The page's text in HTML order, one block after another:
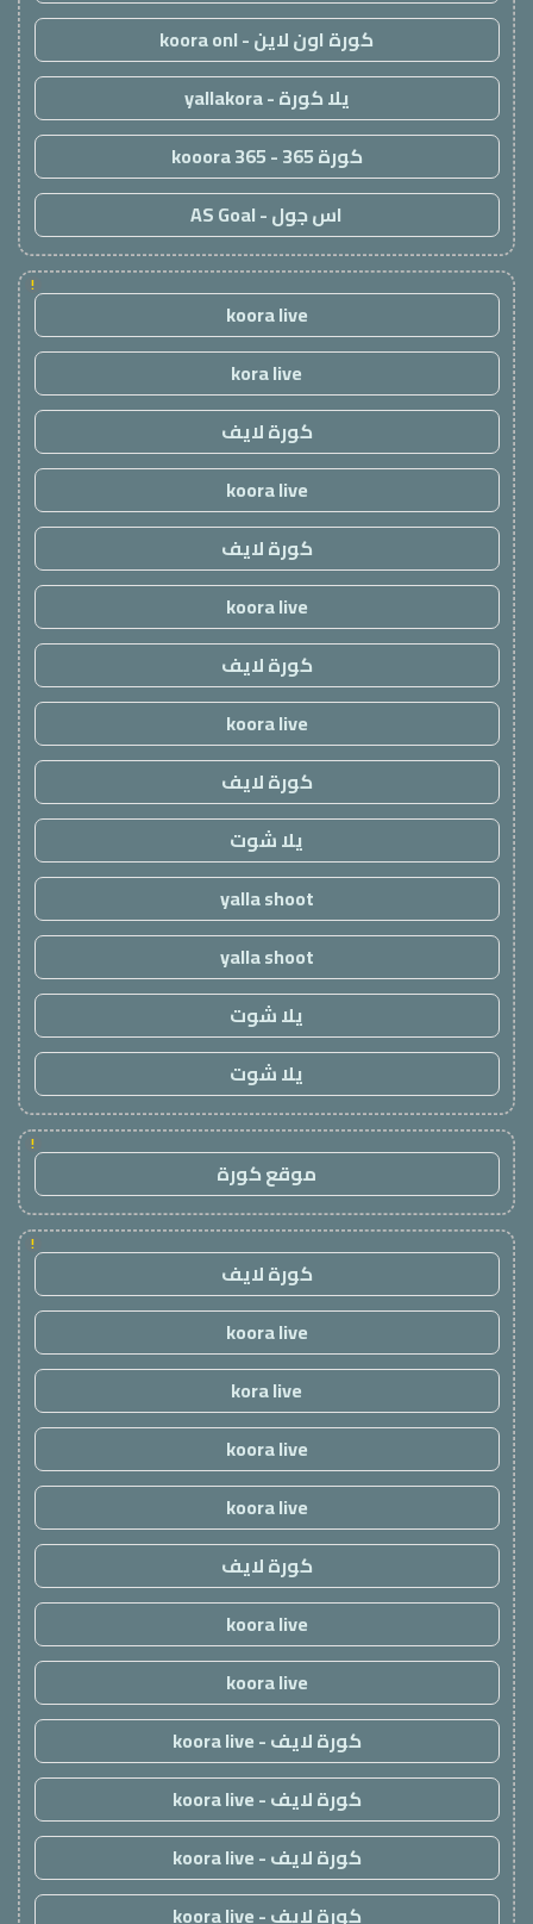
كورة اون لاين - koora onl
يلا كورة - yallakora
كورة 365 - kooora 365
اس جول - AS Goal
!
koora live
kora live
كورة لايف
koora live
كورة لايف
koora live
كورة لايف
koora live
كورة لايف
يلا شوت
yalla shoot
yalla shoot
يلا شوت
يلا شوت
!
موقع كورة
!
كورة لايف
koora live
kora live
koora live
koora live
كورة لايف
koora live
koora live
كورة لايف - koora live
كورة لايف - koora live
كورة لايف - koora live
كورة لايف - koora live